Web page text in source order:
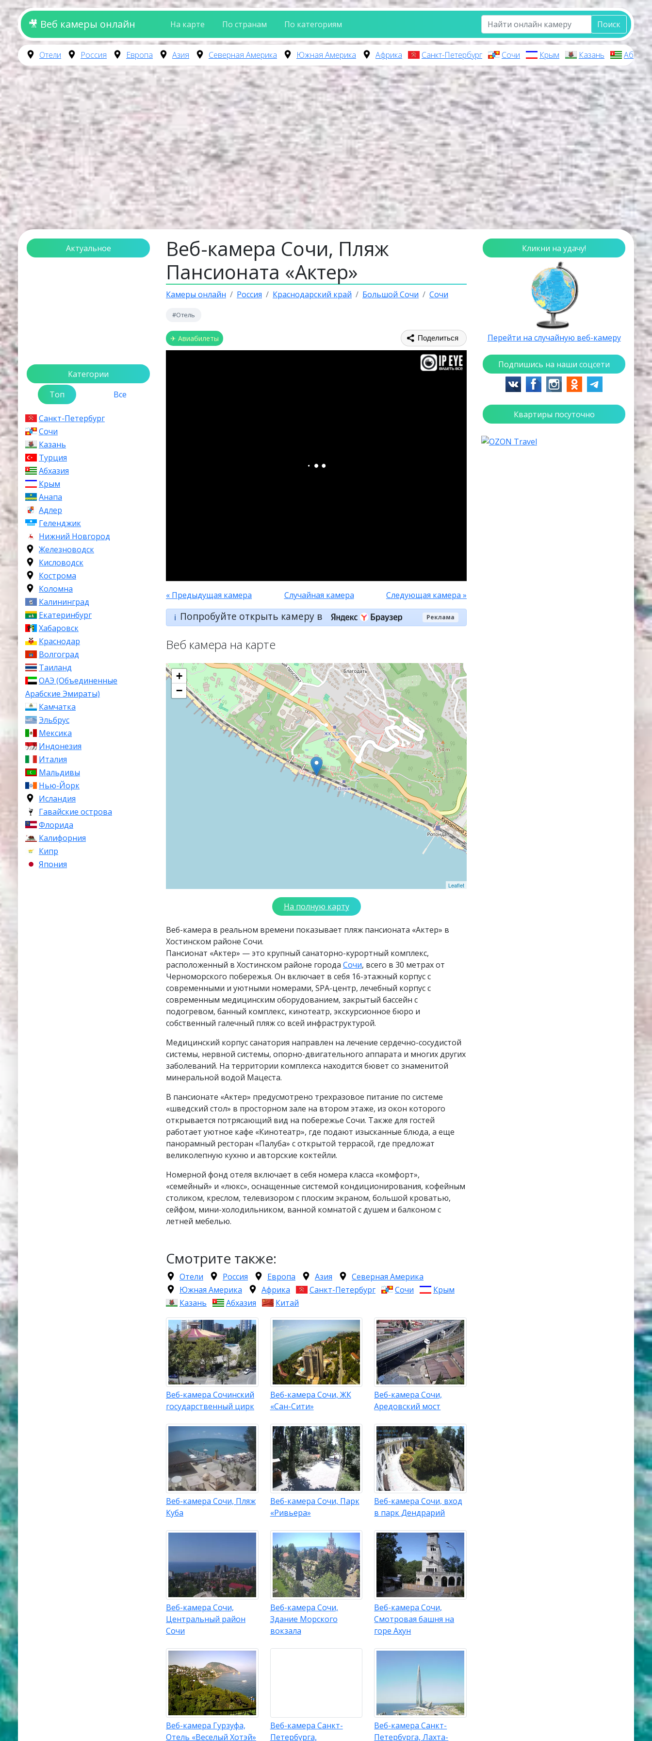
🎥 Веб камеры онлайн На карте По странам По категориям Поиск
Отели Россия Европа Азия Северная Америка Южная Америка Африка Санкт-Петербург Сочи Крым Казань
Актуальное
Категории
Топ
Все
Санкт-Петербург
Сочи
Казань
Турция
Абхазия
Крым
Анапа
Адлер
Геленджик
Нижний Новгород
Железноводск
Кисловодск
Кострома
Коломна
Калининград
Екатеринбург
Хабаровск
Краснодар
Волгоград
Таиланд
ОАЭ (Объединенные
Арабские Эмираты)
Камчатка
Эльбрус
Мексика
Индонезия
Италия
Мальдивы
Нью-Йорк
Исландия
Гавайские острова
Флорида
Калифорния
Кипр
Япония
Веб-камера Сочи, Пляж
Пансионата «Актер»
Камеры онлайн Россия Краснодарский край Большой Сочи Сочи
#Отель
✈ Авиабилеты Поделиться
« Предыдущая камера Случайная камера Следующая камера »
ℹ️ Попробуйте открыть камеру в Реклама
Веб камера на карте
+
−
Leaflet
На полную карту
Веб-камера в реальном времени показывает пляж пансионата «Актер» в
Хостинском районе Сочи.
Пансионат «Актер» — это крупный санаторно-курортный комплекс,
расположенный в Хостинском районе города Сочи, всего в 30 метрах от
Черноморского побережья. Он включает в себя 16-этажный корпус с
современными и уютными номерами, SPA-центр, лечебный корпус с
современным медицинским оборудованием, закрытый бассейн с
подогревом, банный комплекс, кинотеатр, экскурсионное бюро и
собственный галечный пляж со всей инфраструктурой.
Медицинский корпус санатория направлен на лечение сердечно-сосудистой
системы, нервной системы, опорно-двигательного аппарата и многих других
заболеваний. На территории комплекса находится бювет со знаменитой
минеральной водой Мацеста.
В пансионате «Актер» предусмотрено трехразовое питание по системе
«шведский стол» в просторном зале на втором этаже, из окон которого
открывается потрясающий вид на побережье Сочи. Также для гостей
работает уютное кафе «Кинотеатр», где подают изысканные блюда, а еще
панорамный ресторан «Палуба» с открытой террасой, где предложат
великолепную кухню и авторские коктейли.
Номерной фонд отеля включает в себя номера класса «комфорт»,
«семейный» и «люкс», оснащенные системой кондиционирования, кофейным
столиком, креслом, телевизором с плоским экраном, большой кроватью,
сейфом, мини-холодильником, ванной комнатой с душем и балконом с
летней мебелью.
Смотрите также:
Отели Россия Европа Азия
Северная Америка
Южная Америка
Африка Санкт-Петербург Сочи
Крым
Казань
Абхазия Китай
Веб-камера Сочинский
государственный цирк
Веб-камера Сочи, ЖК
«Сан-Сити»
Веб-камера Сочи,
Аредовский мост
Веб-камера Сочи, Пляж
Куба
Веб-камера Сочи, Парк
«Ривьера»
Веб-камера Сочи, вход
в парк Дендрарий
Веб-камера Сочи,
Центральный район
Сочи
Веб-камера Сочи,
Здание Морского
вокзала
Веб-камера Сочи,
Смотровая башня на
горе Ахун
Веб-камера Гурзуфа,
Отель «Веселый Хотэй»
Веб-камера Санкт-
Петербурга,
Веб-камера Санкт-
Петербурга, Лахта-
Кликни на удачу!
Перейти на случайную веб-камеру
Подпишись на наши соцсети
Квартиры посуточно